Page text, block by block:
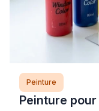
Peinture
Peinture